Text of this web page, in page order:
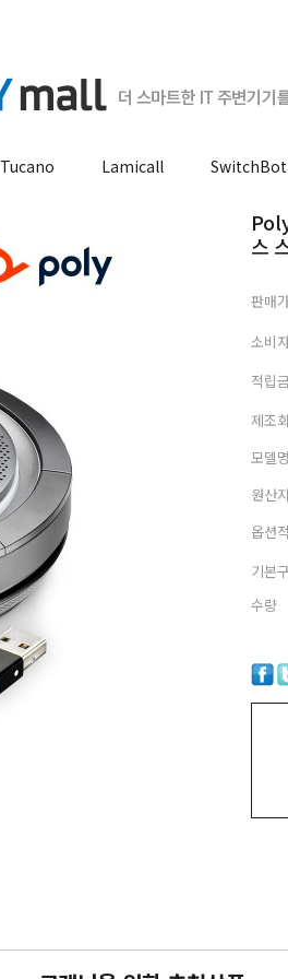
Tucano Lamicall SwitchBot
스
판매
소비
적립금
제조
모델명
원산지
옵션
기본
수량